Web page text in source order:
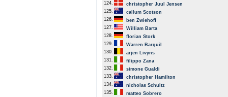
124.
christopher Juul Jensen
125.
callum Scotson
126.
ben Zwiehoff
127.
William Barta
128.
florian Stork
129.
Warren Barguil
130.
arjen Livyns
131.
filippo Zana
132.
simone Gualdi
133.
christopher Hamilton
134.
nicholas Schultz
135.
matteo Sobrero